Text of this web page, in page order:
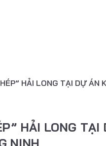
HẢI LONG TẠI DỰ ÁN
HẢI LONG
NINH